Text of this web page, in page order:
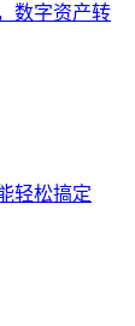
数字资产转
轻松搞定